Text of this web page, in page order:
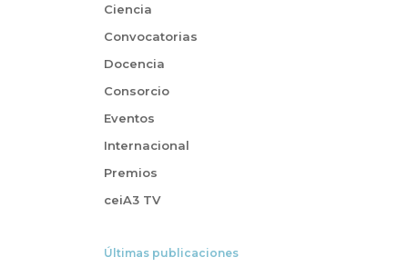
Ciencia
Convocatorias
Docencia
Consorcio
Eventos
Internacional
Premios
ceiA3 TV
Últimas publicaciones